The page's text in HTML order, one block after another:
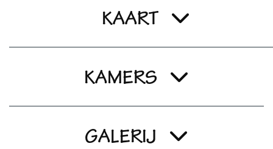
KAART
KAMERS
GALERIJ